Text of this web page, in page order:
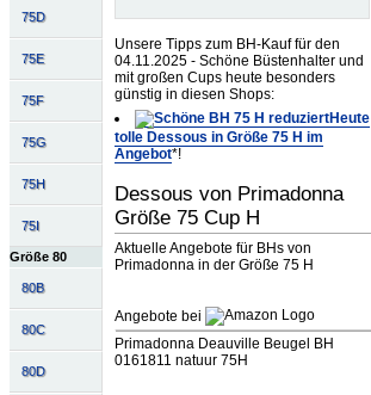
75D
75E
75F
75G
75H
75I
Größe 80
80B
80C
80D
Unsere Tipps zum BH-Kauf für den
04.11.2025 - Schöne Büstenhalter und
mit großen Cups heute besonders
günstig in diesen Shops:
Heute
tolle Dessous in Größe 75 H im
Angebot*!
Dessous von Primadonna
Größe 75 Cup H
Aktuelle Angebote für BHs von
Primadonna in der Größe 75 H
Angebote bei
Primadonna Deauville Beugel BH
0161811 natuur 75H